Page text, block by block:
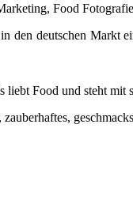
Food Fotografie
deutschen Markt
Food und steht